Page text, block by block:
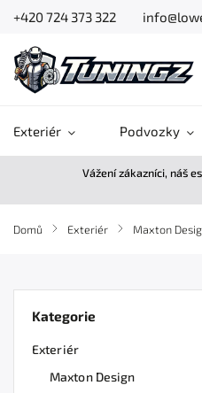
+420 724 373 322
Exteriér Podvozky
Vážení zákazníci, náš
Domů / Exteriér / Maxton
Kategorie
Exteriér
Maxton Design